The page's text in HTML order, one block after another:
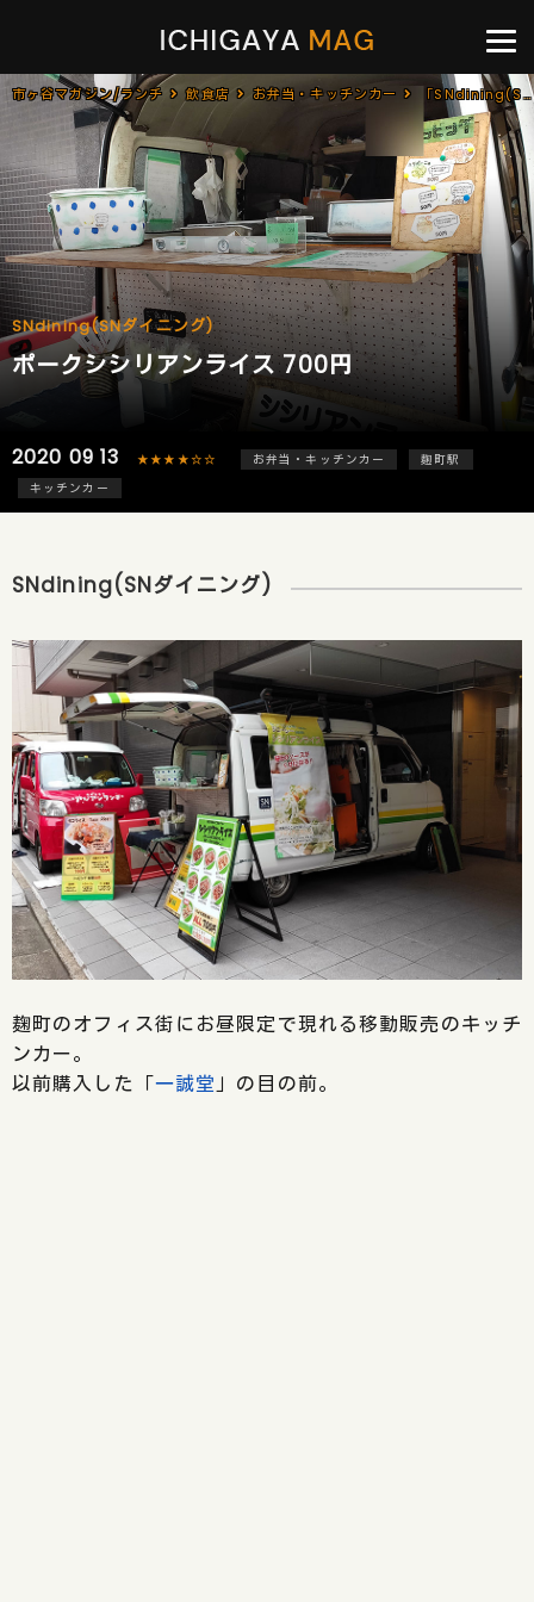
市ヶ谷マガジン/ランチ 飲食店 お弁当・キッチンカー 「SNdining(SNダイニング)」で「ポークシシリアンライス(700円)」のキッチンカー[麹町]
SNdining(SNダイニング)
ポークシシリアンライス 700円
2020 09 13 ★★★★☆☆ お弁当・キッチンカー
麹町駅
キッチンカー
SNdining(SNダイニング)
麹町のオフィス街にお昼限定で現れる移動販売のキッチ
ンカー。
以前購入した「一誠堂」の目の前。